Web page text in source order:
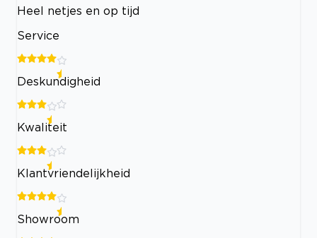
Heel netjes en op tijd
Service
Deskundigheid
Kwaliteit
Klantvriendelijkheid
Showroom